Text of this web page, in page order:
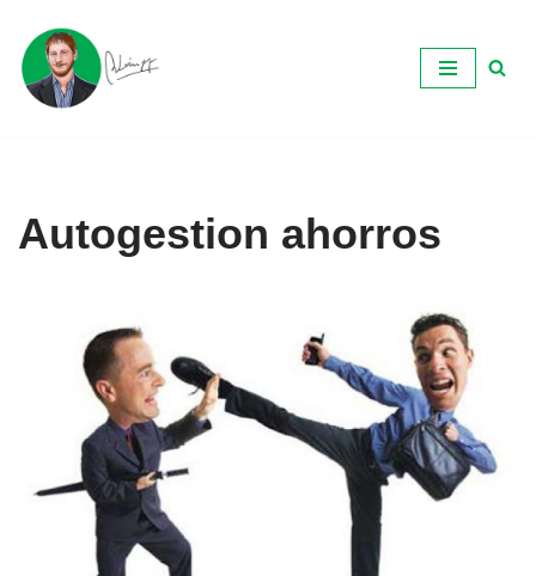
Ir
al
Autogestion ahorros